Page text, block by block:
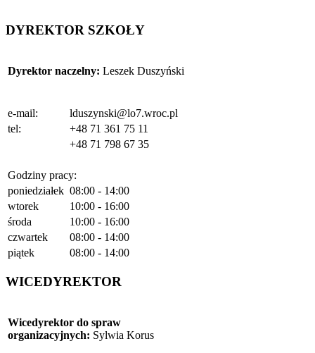
DYREKTOR SZKOŁY
Dyrektor naczelny: Leszek Duszyński
e-mail:
lduszynski@lo7.wroc.pl
tel:
+48 71 361 75 11
+48 71 798 67 35
Godziny pracy:
poniedziałek 08:00 - 14:00
wtorek
10:00 - 16:00
środa
10:00 - 16:00
czwartek
08:00 - 14:00
piątek
08:00 - 14:00
WICEDYREKTOR
Wicedyrektor do spraw
organizacyjnych: Sylwia Korus